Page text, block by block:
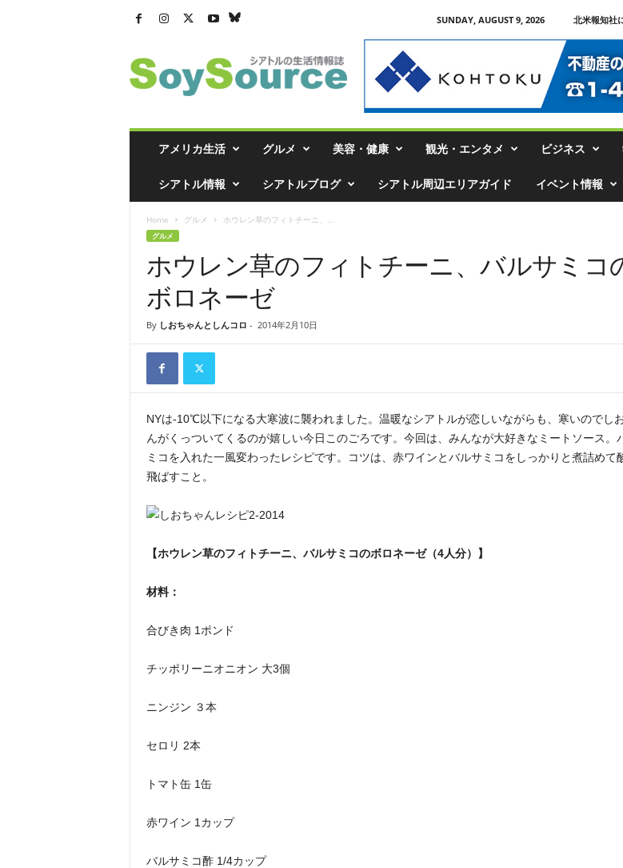
SUNDAY, AUGUST 9, 2026 北米報知社
ト
ル
アメリカ生活 グルメ 美容・健康 観光・エンタメ ビジネス
シアトル情報 シアトルブログ シアトル周辺エリアガイド イベント情報
Home グルメ ホウレン草のフィトチーニ、...
グルメ
ホウレン草のフィトチーニ、バルサミコ
ボロネーゼ
By しおちゃんとしんコロ - 2014年2月10日
NYは-10℃以下になる大寒波に襲われました。温暖なシアトルが恋しいながらも、寒いのでし
んがくっついてくるのが嬉しい今日このごろです。今回は、みんなが大好きなミートソース。
ミコを入れた一風変わったレシピです。コツは、赤ワインとバルサミコをしっかりと煮詰めて
飛ばすこと。
【ホウレン草のフィトチーニ、バルサミコのボロネーゼ（4人分）】
材料：
合びき肉 1ポンド
チッポリーニオニオン 大3個
ニンジン ３本
セロリ 2本
トマト缶 1缶
赤ワイン 1カップ
バルサミコ酢 1/4カップ